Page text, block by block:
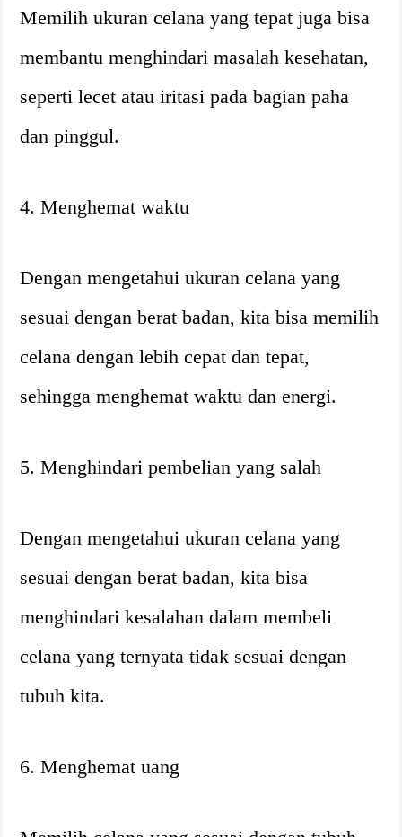
Memilih ukuran celana yang tepat juga bisa
membantu menghindari masalah kesehatan,
seperti lecet atau iritasi pada bagian paha
dan pinggul.
4. Menghemat waktu
Dengan mengetahui ukuran celana yang
sesuai dengan berat badan, kita bisa memilih
celana dengan lebih cepat dan tepat,
sehingga menghemat waktu dan energi.
5. Menghindari pembelian yang salah
Dengan mengetahui ukuran celana yang
sesuai dengan berat badan, kita bisa
menghindari kesalahan dalam membeli
celana yang ternyata tidak sesuai dengan
tubuh kita.
6. Menghemat uang